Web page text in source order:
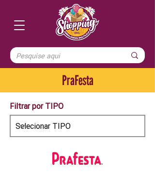
PraFesta
Filtrar por TIPO